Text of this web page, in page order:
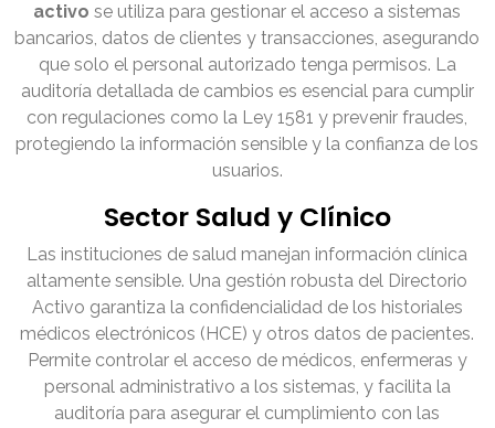
activo se utiliza para gestionar el acceso a sistemas
bancarios, datos de clientes y transacciones, asegurando
que solo el personal autorizado tenga permisos. La
auditoría detallada de cambios es esencial para cumplir
con regulaciones como la Ley 1581 y prevenir fraudes,
protegiendo la información sensible y la confianza de los
usuarios.
Sector Salud y Clínico
Las instituciones de salud manejan información clínica
altamente sensible. Una gestión robusta del Directorio
Activo garantiza la confidencialidad de los historiales
médicos electrónicos (HCE) y otros datos de pacientes.
Permite controlar el acceso de médicos, enfermeras y
personal administrativo a los sistemas, y facilita la
auditoría para asegurar el cumplimiento con las